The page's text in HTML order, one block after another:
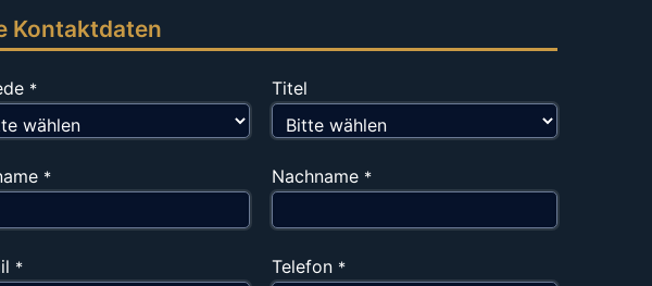
Kontaktdaten
*
*
*
Titel
Nachname *
Telefon *